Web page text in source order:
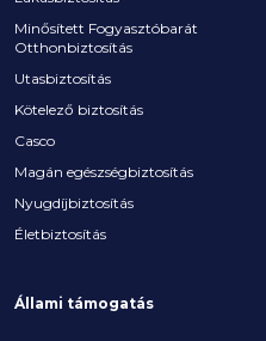
Minősített Fogyasztóbarát
Otthonbiztosítás
Utasbiztosítás
Kötelező biztosítás
Casco
Magán egészségbiztosítás
Nyugdíjbiztosítás
Életbiztosítás
Állami támogatás